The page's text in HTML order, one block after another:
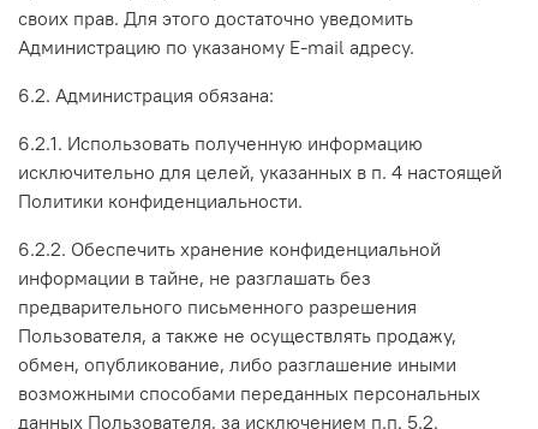
своих прав. Для этого достаточно уведомить
Администрацию по указаному E-mail адресу.
6.2. Администрация обязана:
6.2.1. Использовать полученную информацию
исключительно для целей, указанных в п. 4 настоящей
Политики конфиденциальности.
6.2.2. Обеспечить хранение конфиденциальной
информации в тайне, не разглашать без
предварительного письменного разрешения
Пользователя, а также не осуществлять продажу,
обмен, опубликование, либо разглашение иными
возможными способами переданных персональных
данных Пользователя, за исключением п.п. 5.2.